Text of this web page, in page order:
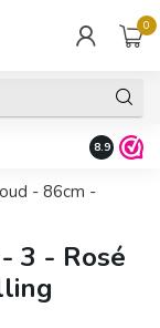
0
Fysieke
8.9
- 86cm -
3 - Rosé